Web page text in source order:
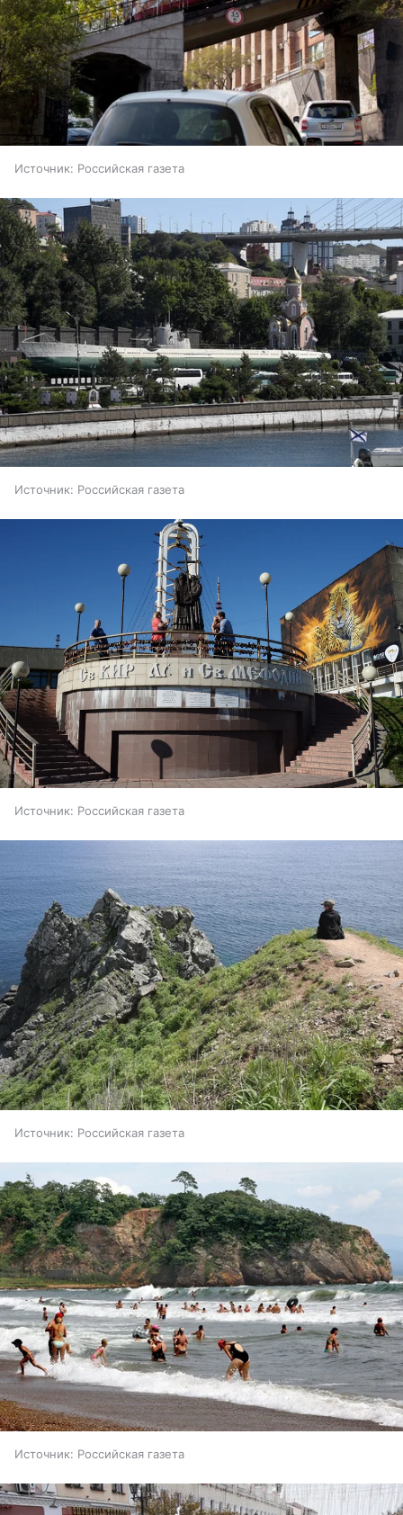
Источник: Российская газета
Источник: Российская газета
Источник: Российская газета
Источник: Российская газета
Источник: Российская газета